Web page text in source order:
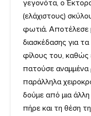
γεγονότα, ο
(ελάχιστους)
φωτιά. Αποτέλεσε
διασκέδασης για
φίλους του, καθώς
πατούσε
παράλληλα
δούμε από μια
πήρε και τη θέση